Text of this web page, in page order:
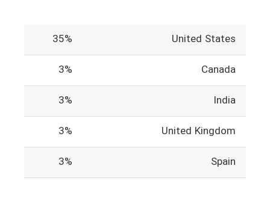
United States
35%
Canada
3%
India
3%
United Kingdom
3%
Spain
3%